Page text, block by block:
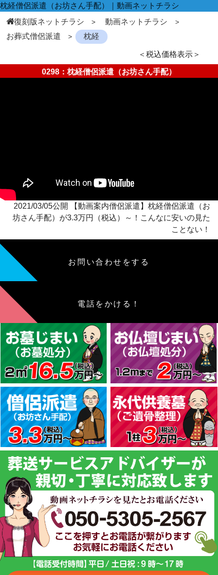
枕経僧侶派遣（お坊さん手配）｜動画ネットチラシ
復刻版ネットチラシ
動画ネットチラシ
お葬式僧侶派遣
枕経
＜税込価格表示＞
0298：枕経僧侶派遣（お坊さん手配）
2021/03/05公開 【動画案内僧侶派遣】枕経僧侶派遣（お
坊さん手配）が3.3万円（税込）～！こんなに安いの見た
ことない！
お問い合わせをする
電話をかける！